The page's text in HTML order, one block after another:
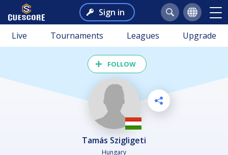
Sign in
Live Tournaments Leagues Upgrade
FOLLOW
Tamás Szigligeti
Hungary